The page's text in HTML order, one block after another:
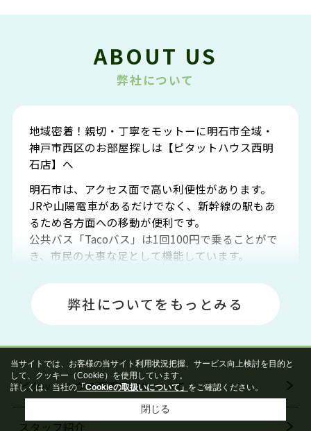
ABOUT US
弊社について
地域密着！親切・丁寧をモットーに明石市全域・
神戸市西区のお部屋探しは【ピタットハウス西明
石店】へ
明石市は、アクセス面で高い利便性があります。
JRや山陽電車があるだけでなく、新幹線の駅もあ
るため各方面への移動が便利です。
公共バス「Tacoバス」は1回100円で乗ることがで
き、市民の大事な足として機能しています。
場や釣りスポットが多くあります。JR「大久保
駅」周辺には、ビブレ・イオンをはじめとした買
い物施設も多くあり、買い物にも困りません。
人気の理由です。
明石駅・西明石駅を中心に、明石市・神戸市西区
でお部屋探している方は、ぜひ当ＨＰにて物件を
お探しになってください。弊社は、スタッフの平
弊社についてをもっとみる
ピタットハウス西明石店について
スタッフ紹介
当サイトでは、お客様の当サイト利用状況把握、サービス向上検討を目的と
して、クッキー（Cookie）を使用しています。
詳しくは、当社の「Cookieの取扱いについて」 をご確認ください。
閉じる